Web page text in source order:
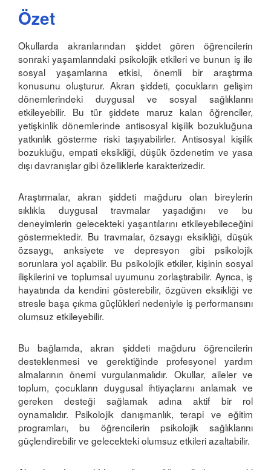
Özet
Okullarda akranlarından şiddet gören öğrencilerin
sonraki yaşamlarındaki psikolojik etkileri ve bunun iş ile
sosyal yaşamlarına etkisi, önemli bir araştırma
konusunu oluşturur. Akran şiddeti, çocukların gelişim
dönemlerindeki duygusal ve sosyal sağlıklarını
etkileyebilir. Bu tür şiddete maruz kalan öğrenciler,
yetişkinlik dönemlerinde antisosyal kişilik bozukluğuna
yatkınlık gösterme riski taşıyabilirler. Antisosyal kişilik
bozukluğu, empati eksikliği, düşük özdenetim ve yasa
dışı davranışlar gibi özelliklerle karakterizedir.
Araştırmalar, akran şiddeti mağduru olan bireylerin
sıklıkla duygusal travmalar yaşadığını ve bu
deneyimlerin gelecekteki yaşantılarını etkileyebileceğini
göstermektedir. Bu travmalar, özsaygı eksikliği, düşük
özsaygı, anksiyete ve depresyon gibi psikolojik
sorunlara yol açabilir. Bu psikolojik etkiler, kişinin sosyal
ilişkilerini ve toplumsal uyumunu zorlaştırabilir. Ayrıca, iş
hayatında da kendini gösterebilir, özgüven eksikliği ve
stresle başa çıkma güçlükleri nedeniyle iş performansını
olumsuz etkileyebilir.
Bu bağlamda, akran şiddeti mağduru öğrencilerin
desteklenmesi ve gerektiğinde profesyonel yardım
almalarının önemi vurgulanmalıdır. Okullar, aileler ve
toplum, çocukların duygusal ihtiyaçlarını anlamak ve
gereken desteği sağlamak adına aktif bir rol
oynamalıdır. Psikolojik danışmanlık, terapi ve eğitim
programları, bu öğrencilerin psikolojik sağlıklarını
güçlendirebilir ve gelecekteki olumsuz etkileri azaltabilir.